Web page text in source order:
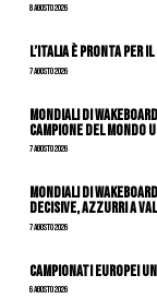
8 Agosto 2026
L’Italia è pronta per il
7 Agosto 2026
Mondiali di
campione del mondo
7 Agosto 2026
Mondiali di
decisive, azzurri a
7 Agosto 2026
Campionati Europei
6 Agosto 2026